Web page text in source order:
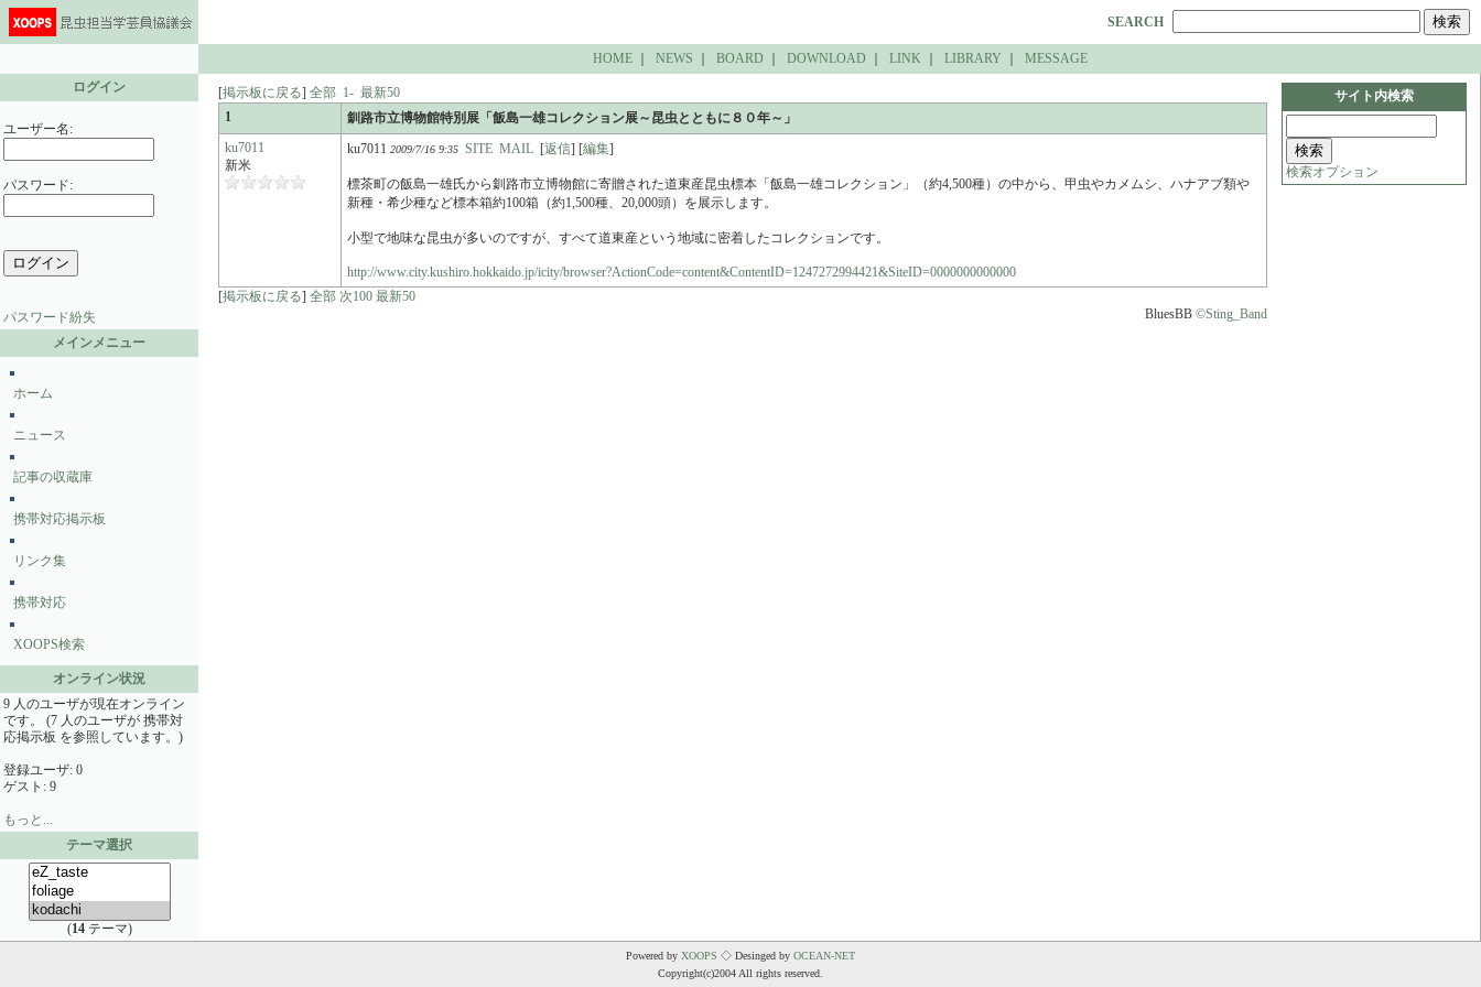
SEARCH
HOME｜ NEWS BOARD DOWNLOAD LINK｜ LIBRARY
MESSAGE
ログイン
ユーザー名:
パスワード:
パスワード紛失
メインメニュー
ホーム
ニュース
記事の収蔵庫
携帯対応掲示板
リンク集
携帯対応
XOOPS検索
オンライン状況
9 人のユーザが現在オンライン
です。 (7 人のユーザが 携帯対
応掲示板 を参照しています。)
登録ユーザ: 0
ゲスト: 9
もっと...
テーマ選択
(14テーマ)
[掲示板に戻る] 全部 1- 最新50
1
釧路市立博物館特別展「飯島一雄コレクション展～昆虫とともに８０年～」
ku7011
新米
ku7011 2009/7/16 9:35 SITE MAIL [返信] [編集]
標茶町の飯島一雄氏から釧路市立博物館に寄贈された道東産昆虫標本「飯島一雄コレクション」（約4,500種）の中から、甲虫やカメムシ、ハナアブ類や
新種・希少種など標本箱約100箱（約1,500種、20,000頭）を展示します。
小型で地味な昆虫が多いのですが、すべて道東産という地域に密着したコレクションです。
http://www.city.kushiro.hokkaido.jp/icity/browser?ActionCode=content&ContentID=1247272994421&SiteID=0000000000000
[掲示板に戻る] 全部 次100 最新50
BluesBB ©Sting_Band
サイト内検索
検索オプション
Powered by XOOPS ◇ Desinged by OCEAN-NET
Copyright(c)2004 All rights reserved.